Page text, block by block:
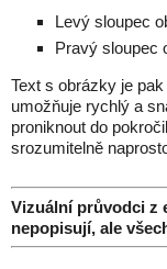
Levý sloupec
Pravý sloupec
Text s obrázky je
umožňuje rychlý a
proniknout do
srozumitelně
Vizuální průvodci z
nepopisují, ale